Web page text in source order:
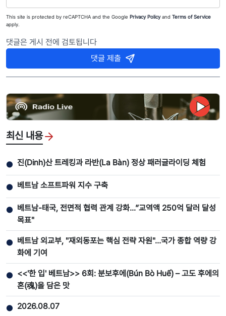
This site is protected by reCAPTCHA and the Google Privacy Policyand Terms of Service
apply.
댓글은 게시 전에 검토됩니다
댓글 제출
최신 내용
● 진(Dinh)산 트레킹과 라반(La Bàn) 정상 패러글라이딩 체험
● 베트남 소프트파워 지수 구축
● 베트남-태국, 전면적 협력 관계 강화...”교역액 250억 달러 달성
목표"
● 베트남 외교부, "재외동포는 핵심 전략 자원"…국가 종합 역량 강
화에 기여
● <<'한 입' 베트남>> 6회: 분보후에(Bún Bò Huế) – 고도 후에의
혼(魂)을 담은 맛
● 2026.08.07